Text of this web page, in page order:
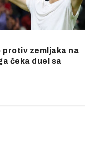
protiv zemljaka na
čeka duel sa